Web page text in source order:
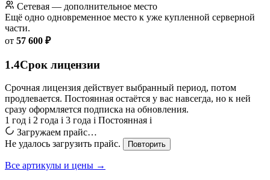
Сетевая — дополнительное место
Ещё одно одновременное место к уже купленной серверной
части.
от 57 600 ₽
1.4Срок лицензии
Срочная лицензия действует выбранный период, потом
продлевается. Постоянная остаётся у вас навсегда, но к ней
сразу оформляется подписка на обновления.
1 год i 2 года i 3 года i Постоянная i
Загружаем прайс…
Не удалось загрузить прайс.
Повторить
Все артикулы и цены →